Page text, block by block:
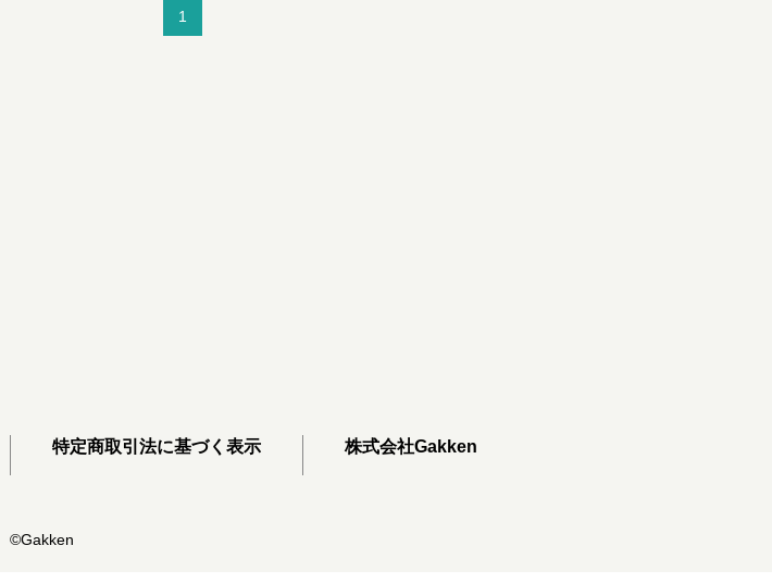
1
特定商取引法に基づく表示 株式会社Gakken
©Gakken